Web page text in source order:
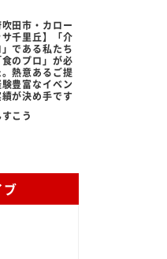
吹田市・カロー
千里丘】「介
である私たち
のプロ」が必
熱意あるご提
豊富なイベン
績が決め手です
こう
ブ